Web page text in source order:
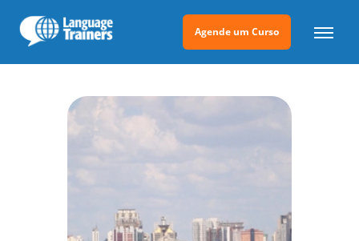
Agende um Curso